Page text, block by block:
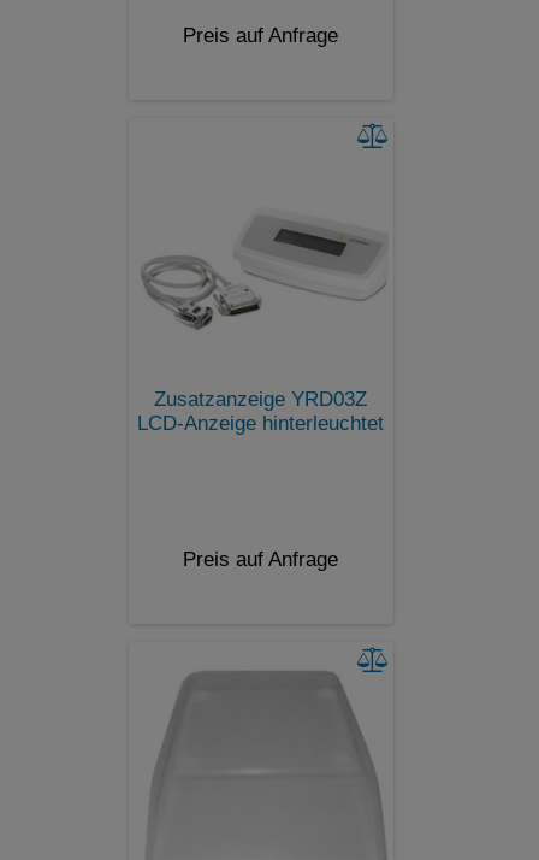
Preis auf Anfrage
Zusatzanzeige YRD03Z
LCD-Anzeige hinterleuchtet
Preis auf Anfrage